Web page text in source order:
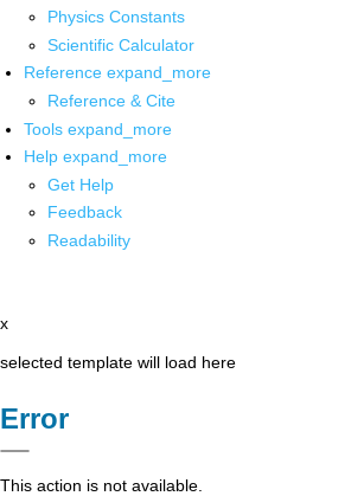
Physics Constants
Scientific Calculator
Reference expand_more
Reference & Cite
Tools expand_more
Help expand_more
Get Help
Feedback
Readability
x
selected template will load here
Error
This action is not available.